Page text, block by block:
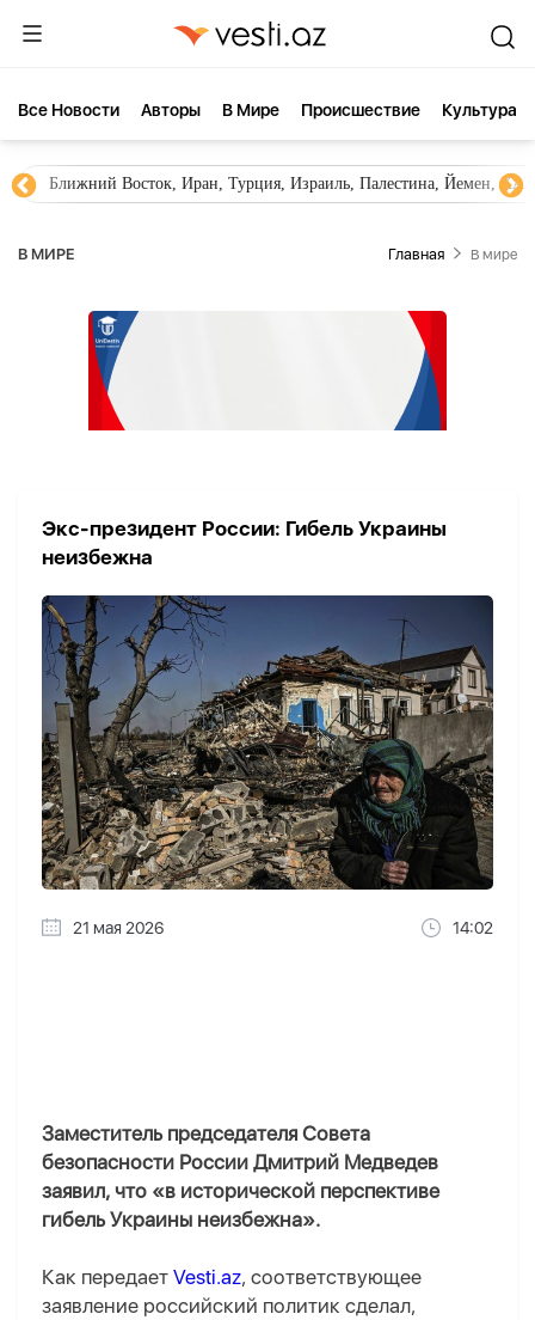
Все Новости Aвторы В Мире Происшествие Культура
Ближний Восток, Иран, Турция, Израиль, Палестина, Йемен,
В МИРЕ Главная В мире
Экс-президент России: Гибель Украины
неизбежна
21 мая 2026 14:02
Заместитель председателя Совета
безопасности России Дмитрий Медведев
заявил, что «в исторической перспективе
гибель Украины неизбежна».
Как передает Vesti.az, соответствующее
заявление российский политик сделал,